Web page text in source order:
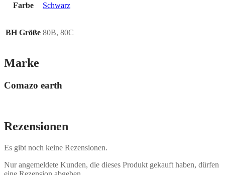
Farbe Schwarz
BH Größe 80B, 80C
Marke
Comazo earth
Rezensionen
Es gibt noch keine Rezensionen.
Nur angemeldete Kunden, die dieses Produkt gekauft haben, dürfen